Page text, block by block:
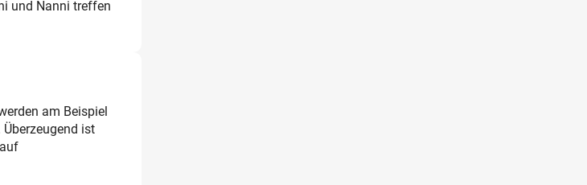
und Nanni treffen
am Beispiel
ist